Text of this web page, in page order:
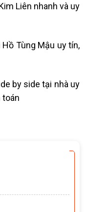
Liên nhanh và uy
Tùng Mậu uy tín,
by side tại nhà uy
toán